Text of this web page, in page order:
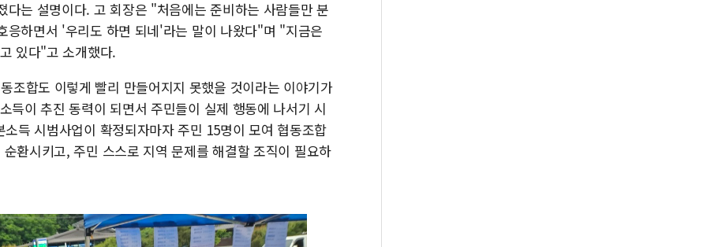
는 설명이다. 고 회장은 "처음에는 준비하는 사람들만 분
응하면서 '우리도 하면 되네'라는 말이 나왔다"며 "지금은
있다"고 소개했다.
조합도 이렇게 빨리 만들어지지 못했을 것이라는 이야기가
득이 추진 동력이 되면서 주민들이 실제 행동에 나서기 시
득 시범사업이 확정되자마자 주민 15명이 모여 협동조합
환시키고, 주민 스스로 지역 문제를 해결할 조직이 필요하